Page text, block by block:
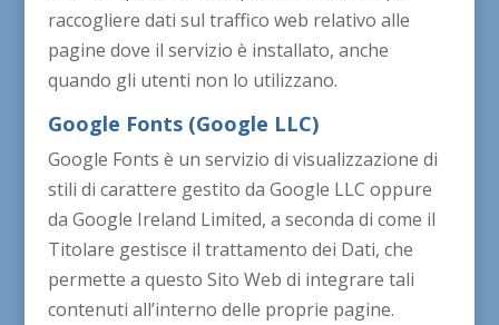
raccogliere dati sul traffico web relativo alle
pagine dove il servizio è installato, anche
quando gli utenti non lo utilizzano.
Google Fonts (Google LLC)
Google Fonts è un servizio di visualizzazione di
stili di carattere gestito da Google LLC oppure
da Google Ireland Limited, a seconda di come il
Titolare gestisce il trattamento dei Dati, che
permette a questo Sito Web di integrare tali
contenuti all’interno delle proprie pagine.